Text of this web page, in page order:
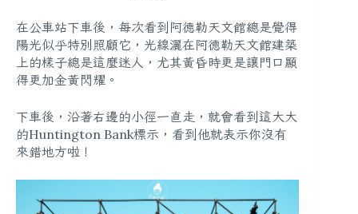
在公車站下車後，每次看到阿德勒天文館總是覺得
陽光似乎特別照顧它，光線灑在阿德勒天文館建築
上的樣子總是這麼迷人，尤其黃昏時更是讓門口顯
得更加金黃閃耀。
下車後，沿著右邊的小徑一直走，就會看到這大大
的Huntington Bank標示，看到他就表示你沒有
來錯地方啦！